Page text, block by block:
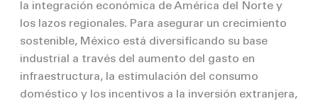
la integración económica de América del Norte y
los lazos regionales. Para asegurar un crecimiento
sostenible, México está diversificando su base
industrial a través del aumento del gasto en
infraestructura, la estimulación del consumo
doméstico y los incentivos a la inversión extranjera,